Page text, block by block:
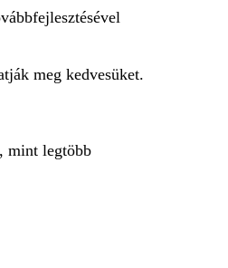
meg kedvesüket.
mint legtöbb